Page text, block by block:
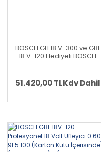
BOSCH GLI 18 V-300 ve GBL
18 V-120 Hediyeli BOSCH
Joule - Yeni Nesil) + BOSCH
GWS 180-LI (700 W
+ BOSCH GSR 18 V-50
180-LI
51.420,00 TLKdv Dahil